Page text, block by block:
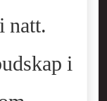
natt.
i